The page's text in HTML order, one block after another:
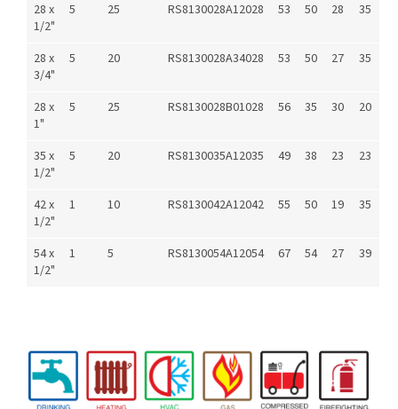
28 x
1/2"
5 25 RS8130028A12028 53 50 28 35
28 x
3/4"
5 20 RS8130028A34028 53 50 27 35
28 x
1"
5 25 RS8130028B01028 56 35 30 20
35 x
1/2"
5 20 RS8130035A12035 49 38 23 23
42 x
1/2"
1 10 RS8130042A12042 55 50 19 35
54 x
1/2"
1 5 RS8130054A12054 67 54 27 39